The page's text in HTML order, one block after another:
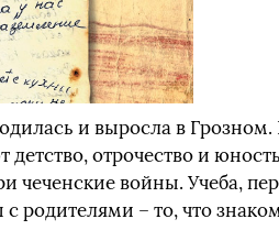
и выросла в Грозном.
отрочество и
чеченские войны. Учеба,
родителями – то, что